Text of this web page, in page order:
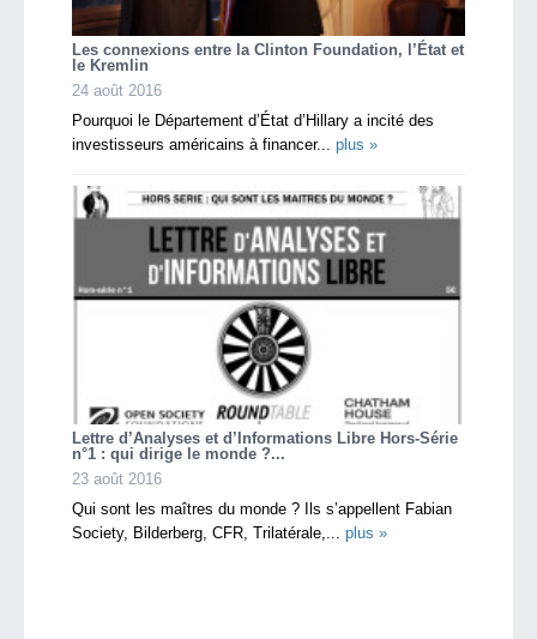
Les connexions entre la Clinton Foundation, l’État et
le Kremlin
24 août 2016
Pourquoi le Département d’État d’Hillary a incité des
investisseurs américains à financer... plus »
Lettre d’Analyses et d’Informations Libre Hors-Série
n°1 : qui dirige le monde ?...
23 août 2016
Qui sont les maîtres du monde ? Ils s’appellent Fabian
Society, Bilderberg, CFR, Trilatérale,... plus »